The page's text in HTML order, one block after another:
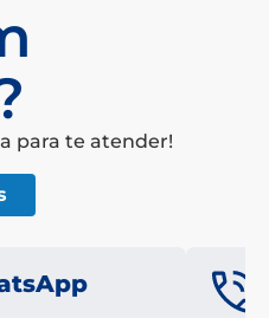
para te atender!